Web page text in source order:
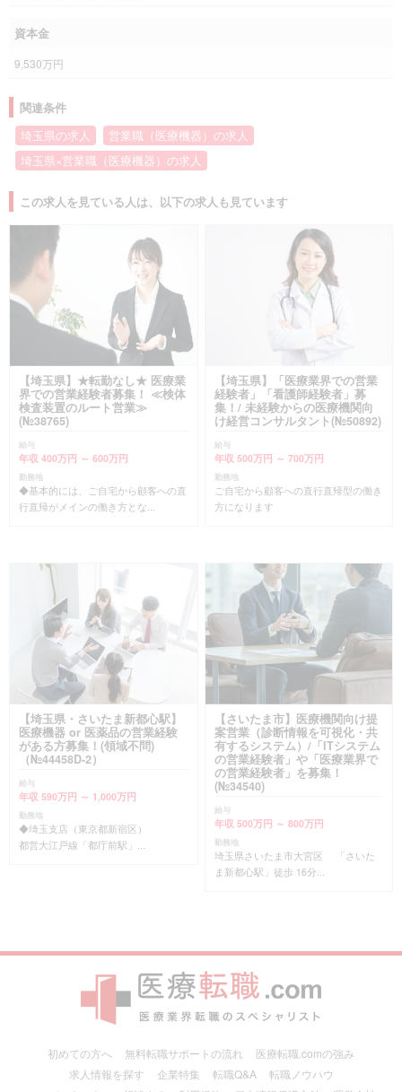
資本金
9,530万円
関連条件
埼玉県の求人
営業職（医療機器）の求人
埼玉県×営業職（医療機器）の求人
この求人を見ている人は、以下の求人も見ています
【埼玉県】★転勤なし★ 医療業
界での営業経験者募集！ ≪検体
検査装置のルート営業≫
(№38765)
給与
年収 400万円 ～ 600万円
勤務地
◆基本的には、ご自宅から顧客への直
行直帰がメインの働き方とな...
【埼玉県】「医療業界での営業
経験者」「看護師経験者」募
集！/ 未経験からの医療機関向
け経営コンサルタント(№50892)
給与
年収 500万円 ～ 700万円
勤務地
ご自宅から顧客への直行直帰型の働き
方になります
【埼玉県・さいたま新都心駅】
医療機器 or 医薬品の営業経験
がある方募集！(領域不問)
（№44458D-2）
給与
年収 590万円 ～ 1,000万円
勤務地
◆埼玉支店（東京都新宿区）
都営大江戸線「都庁前駅」...
【さいたま市】医療機関向け提
案営業（診断情報を可視化・共
有するシステム）/「ITシステム
の営業経験者」や「医療業界で
の営業経験者」を募集！
(№34540)
給与
年収 500万円 ～ 800万円
勤務地
埼玉県さいたま市大宮区 「さいた
ま新都心駅」徒歩 16分...
初めての方へ 無料転職サポートの流れ
医療転職.comの強み
求人情報を探す
企業特集 転職Q&A
転職ノウハウ